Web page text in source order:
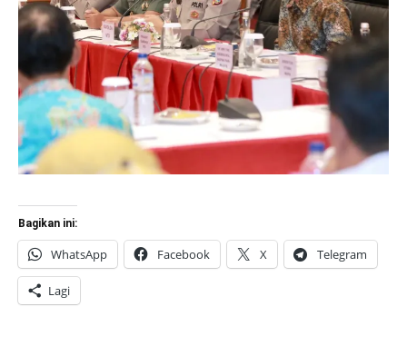
Bagikan ini:
WhatsApp Facebook X Telegram
Lagi